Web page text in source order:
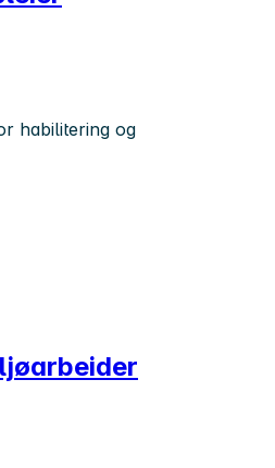
habilitering og